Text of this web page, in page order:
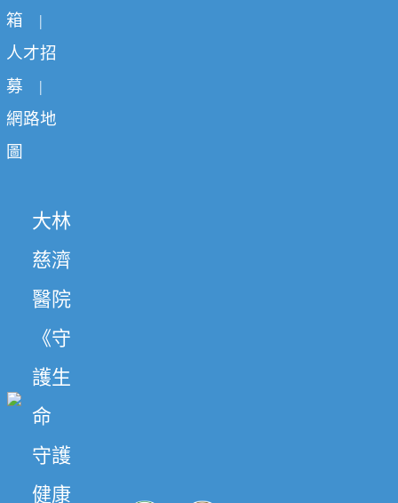
箱 |
人才招
募 |
網路地
圖
大林
慈濟
醫院
《守
護生
命
守護
健康